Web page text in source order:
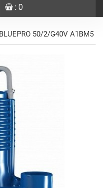
: 0
50/2/G40V A1BM5